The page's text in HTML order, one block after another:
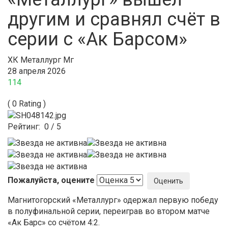
другим и сравнял счёт в
серии с «Ак Барсом»
ХК Металлург Мг
28 апреля 2026
114
( 0 Rating )
Рейтинг: 0 / 5
Пожалуйста, оцените
Магнитогорский «Металлург» одержал первую победу
в полуфинальной серии, переиграв во втором матче
«Ак Барс» со счётом 4:2.